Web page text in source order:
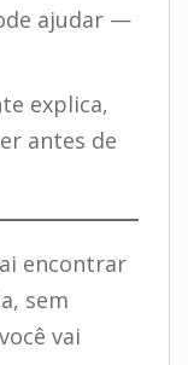
ajudar —
explica,
antes de
encontrar
sem
vai